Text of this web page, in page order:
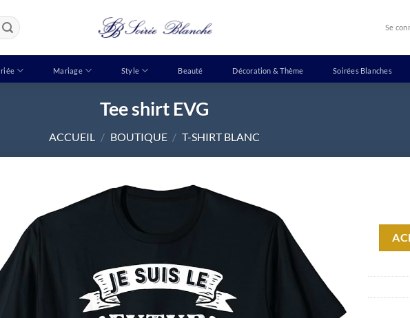
Se
Mariage Style Beauté Décoration & Thème Soirées Blanches
Tee shirt EVG
ACCUEIL / BOUTIQUE / T-SHIRT BLANC